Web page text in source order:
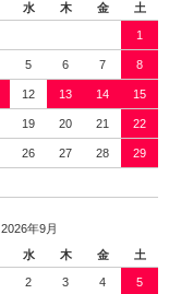
水 木 金 土
1
5 6 7 8
12 13 14 15
19 20 21 22
26 27 28 29
2026年9月
水 木 金 土
2 3 4 5